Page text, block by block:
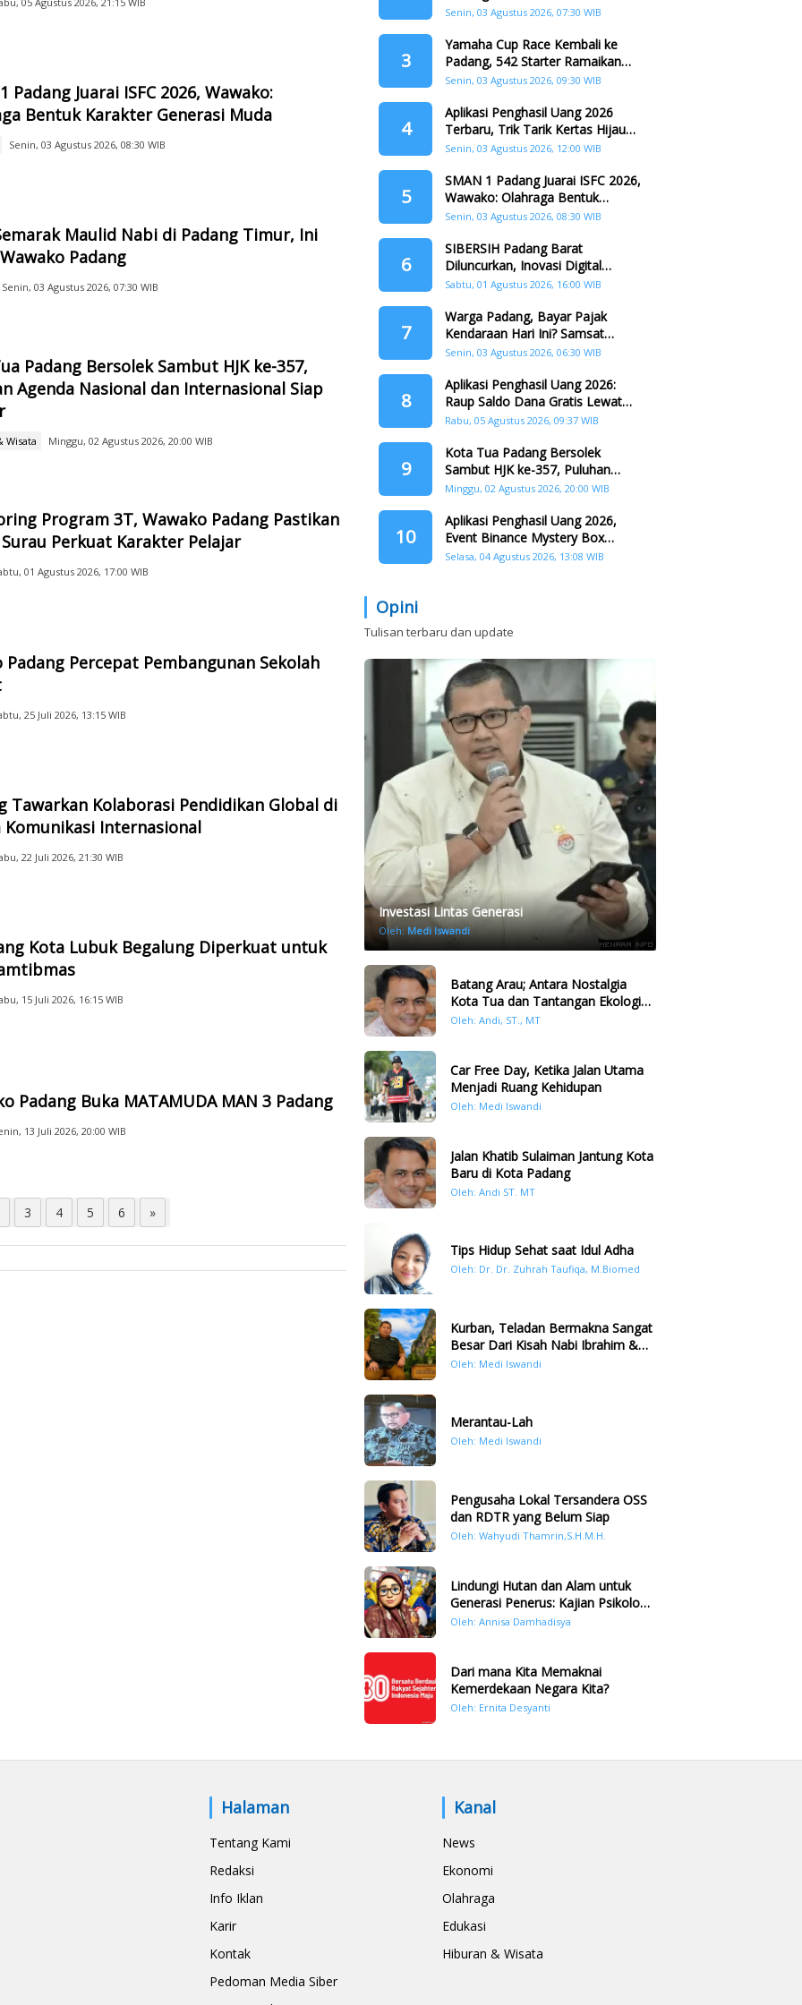
Padang Juarai ISFC 2026, Wawako:
Bentuk Karakter Generasi Muda
Senin, 03 Agustus 2026, 08:30 WIB
Maulid Nabi di Padang Timur, Ini
Padang
Senin, 03 Agustus 2026, 07:30 WIB
Padang Bersolek Sambut HJK ke-357,
Agenda Nasional dan Internasional Siap
Wisata Minggu, 02 Agustus 2026, 20:00 WIB
Program 3T, Wawako Padang Pastikan
Perkuat Karakter Pelajar
01 Agustus 2026, 17:00 WIB
Padang Percepat Pembangunan Sekolah
25 Juli 2026, 13:15 WIB
Tawarkan Kolaborasi Pendidikan Global di
Komunikasi Internasional
22 Juli 2026, 21:30 WIB
Kota Lubuk Begalung Diperkuat untuk
15 Juli 2026, 16:15 WIB
Padang Buka MATAMUDA MAN 3 Padang
13 Juli 2026, 20:00 WIB
3 4 5 6 »
Padang
Senin, 03 Agustus 2026, 07:30 WIB
3
Yamaha Cup Race Kembali ke
Padang, 542 Starter Ramaikan
Seri II HJK ke-357
Senin, 03 Agustus 2026, 09:30 WIB
4
Aplikasi Penghasil Uang 2026
Terbaru, Trik Tarik Kertas Hijau
Crazy Food Tanpa Penggandaan
Senin, 03 Agustus 2026, 12:00 WIB
5
SMAN 1 Padang Juarai ISFC 2026,
Wawako: Olahraga Bentuk
Karakter Generasi Muda
Senin, 03 Agustus 2026, 08:30 WIB
6
SIBERSIH Padang Barat
Diluncurkan, Inovasi Digital
Perkuat Kolaborasi Warga dan
Sabtu, 01 Agustus 2026, 16:00 WIB
7
Warga Padang, Bayar Pajak
Kendaraan Hari Ini? Samsat
Keliling Hadir di Padang Barat dan
Senin, 03 Agustus 2026, 06:30 WIB
8
Aplikasi Penghasil Uang 2026:
Raup Saldo Dana Gratis Lewat
Nonton Drama, Ini Caranya!
Rabu, 05 Agustus 2026, 09:37 WIB
9
Kota Tua Padang Bersolek
Sambut HJK ke-357, Puluhan
Agenda Nasional dan
Minggu, 02 Agustus 2026, 20:00 WIB
10
Aplikasi Penghasil Uang 2026,
Event Binance Mystery Box
Dapat Saldo Dana
Selasa, 04 Agustus 2026, 13:08 WIB
Opini
Tulisan terbaru dan update
Investasi Lintas Generasi
Oleh: Medi Iswandi
Batang Arau; Antara Nostalgia
Kota Tua dan Tantangan Ekologi
Kawasan
Oleh: Andi, ST., MT
Car Free Day, Ketika Jalan Utama
Menjadi Ruang Kehidupan
Oleh: Medi Iswandi
Jalan Khatib Sulaiman Jantung Kota
Baru di Kota Padang
Oleh: Andi ST. MT
Tips Hidup Sehat saat Idul Adha
Oleh: Dr. Dr. Zuhrah Taufiqa, M.Biomed
Kurban, Teladan Bermakna Sangat
Besar Dari Kisah Nabi Ibrahim &
Nabi Ismail
Oleh: Medi Iswandi
Merantau-Lah
Oleh: Medi Iswandi
Pengusaha Lokal Tersandera OSS
dan RDTR yang Belum Siap
Oleh: Wahyudi Thamrin,S.H.M.H.
Lindungi Hutan dan Alam untuk
Generasi Penerus: Kajian Psikologi
Bencana Hidrometeorologi di
Oleh: Annisa Damhadisya
Dari mana Kita Memaknai
Kemerdekaan Negara Kita?
Oleh: Ernita Desyanti
Halaman
Tentang Kami
Redaksi
Info Iklan
Karir
Kontak
Pedoman Media Siber
Kanal
News
Ekonomi
Olahraga
Edukasi
Hiburan & Wisata